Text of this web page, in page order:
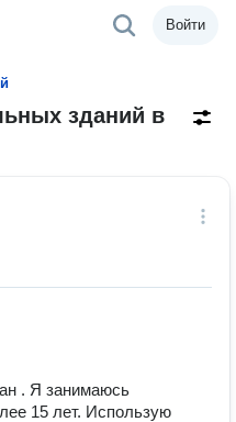
Войти
зданий в
. Я занимаюсь
15 лет. Испoльзую